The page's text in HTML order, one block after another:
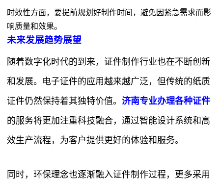
时效性方面，要提前规划好制作时间，避免因紧急需求而影
响质量和效果。
未来发展趋势展望
随着数字化时代的到来，证件制作行业也在不断创新
和发展。电子证件的应用越来越广泛，但传统的纸质
证件仍然保持着其独特价值。 济南专业办理各种证件
的服务将更加注重科技融合，通过智能设计系统和高
效生产流程，为客户提供更好的体验和服务。
同时，环保理念也逐渐融入证件制作过程，更多采用